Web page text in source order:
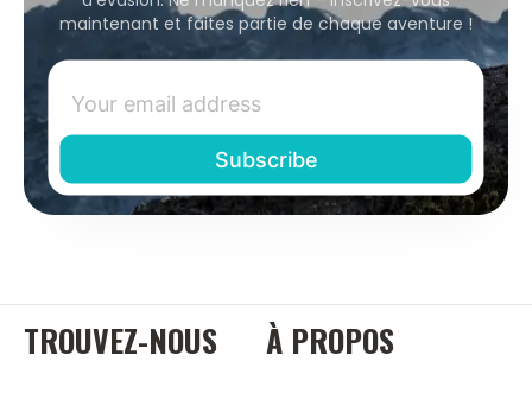
maintenant et faites partie de chaque aventure !
TROUVEZ-NOUS À PROPOS